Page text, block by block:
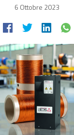
6 Ottobre 2023